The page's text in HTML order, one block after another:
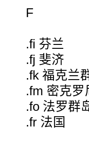
F
.fi 芬兰
.fj 斐济
.fk 福克兰
.fm 密克罗
.fo 法罗群
.fr 法国